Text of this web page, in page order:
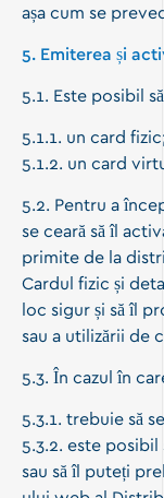
așa cum se
5. Emiterea și
5.1. Este posibil
5.1.1. un card
5.1.2. un card
5.2. Pentru a
se ceară să îl
primite de la
Cardul fizic și
loc sigur și să îl
sau a utilizării de
5.3. În cazul în
5.3.1. trebuie să
5.3.2. este posibil
sau să îl puteți